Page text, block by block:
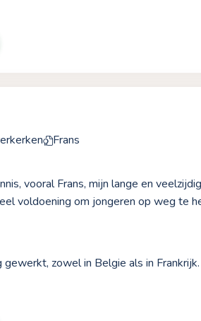
Frans
vooral Frans, mijn lange en
voldoening om jongeren op weg te
zowel in Belgie als in